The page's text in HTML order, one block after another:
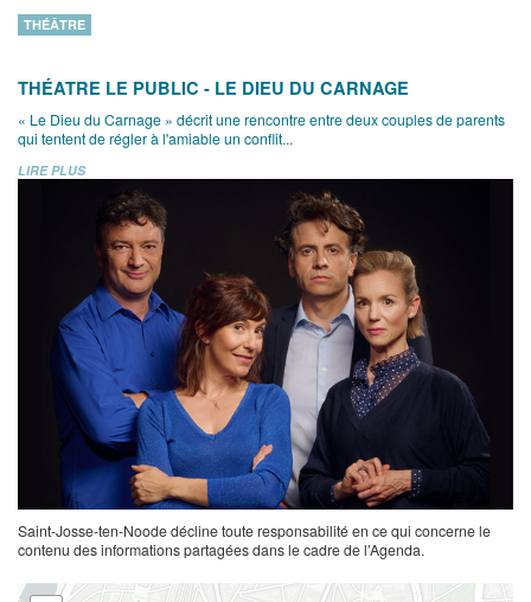
THÉÂTRE
THÉATRE LE PUBLIC - LE DIEU DU CARNAGE
« Le Dieu du Carnage » décrit une rencontre entre deux couples de parents
qui tentent de régler à l'amiable un conflit...
LIRE PLUS
Saint-Josse-ten-Noode décline toute responsabilité en ce qui concerne le
contenu des informations partagées dans le cadre de l’Agenda.